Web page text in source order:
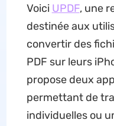
Voici UPDF, une
destinée aux
convertir des
PDF sur leurs
propose deux
permettant de
individuelles ou